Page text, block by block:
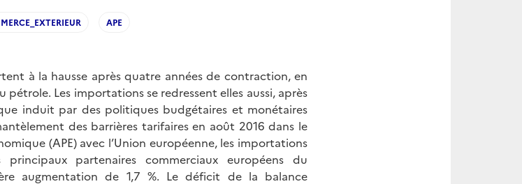
APE
à la hausse après quatre années de contraction, en
Les importations se redressent elles aussi, après
induit par des politiques budgétaires et monétaires
des barrières tarifaires en août 2016 dans le
(APE) avec l’Union européenne, les importations
partenaires commerciaux européens du
augmentation de 1,7 %. Le déficit de la balance